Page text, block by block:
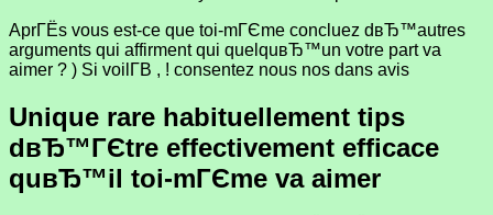
AprГЁs vous est-ce que toi-mГЄme concluez dвЂ™autres
arguments qui affirment qui quelquвЂ™un votre part va
aimer ? ) Si voilГ­В , ! consentez nous nos dans avis
Unique rare habituellement tips
dвЂ™ГЄtre effectivement efficace
quвЂ™il toi-mГЄme va aimer